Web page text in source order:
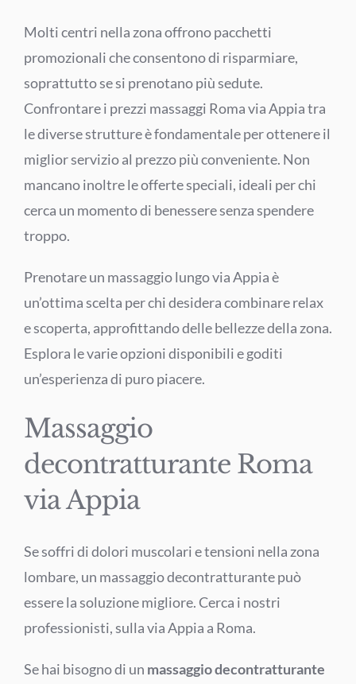
Molti centri nella zona offrono pacchetti
promozionali che consentono di risparmiare,
soprattutto se si prenotano più sedute.
Confrontare i prezzi massaggi Roma via Appia tra
le diverse strutture è fondamentale per ottenere il
miglior servizio al prezzo più conveniente. Non
mancano inoltre le offerte speciali, ideali per chi
cerca un momento di benessere senza spendere
troppo.
Prenotare un massaggio lungo via Appia è
un’ottima scelta per chi desidera combinare relax
e scoperta, approfittando delle bellezze della zona.
Esplora le varie opzioni disponibili e goditi
un’esperienza di puro piacere.
Massaggio
decontratturante Roma
via Appia
Se soffri di dolori muscolari e tensioni nella zona
lombare, un massaggio decontratturante può
essere la soluzione migliore. Cerca i nostri
professionisti, sulla via Appia a Roma.
Se hai bisogno di un massaggio decontratturante